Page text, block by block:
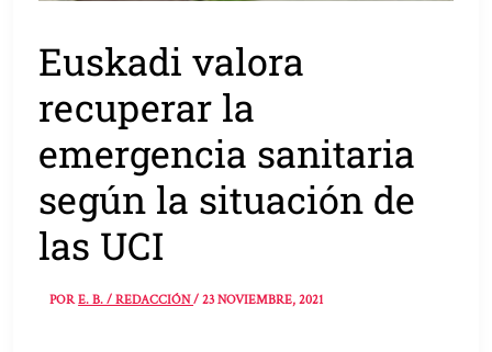
Euskadi valora
recuperar la
emergencia sanitaria
según la situación de
las UCI
PORE. B. / REDACCIÓN/23 NOVIEMBRE, 2021